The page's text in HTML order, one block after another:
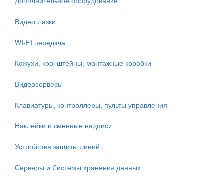
Видеоглазки
WI-FI передача
Кожухи, кронштейны, монтажные коробки
Видеосерверы
Клавиатуры, контроллеры, пульты управления
Наклейки и сменные надписи
Устройства защиты линий
Серверы и Системы хранения данных